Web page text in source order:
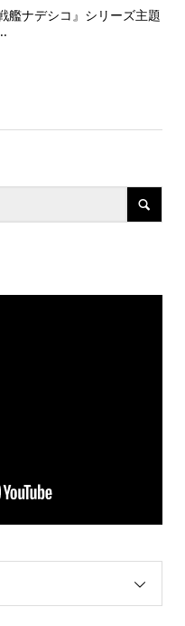
艦ナデシコ』シリーズ主題